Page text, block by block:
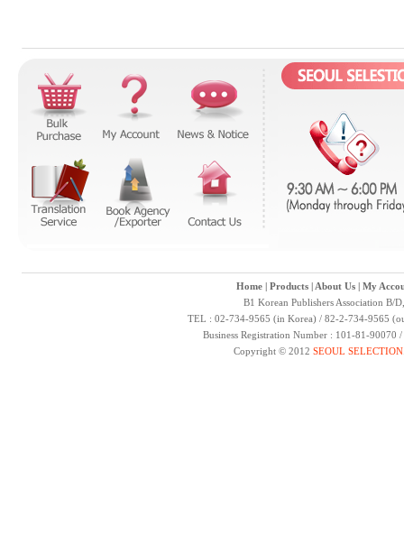
Home| Products| About Us| My
B1 Korean Publishers Association B/
TEL : 02-734-9565 (in Korea) / 82-2-734-9565
Business Registration Number : 101-81-
Copyright © 2012 SEOUL SELECTION